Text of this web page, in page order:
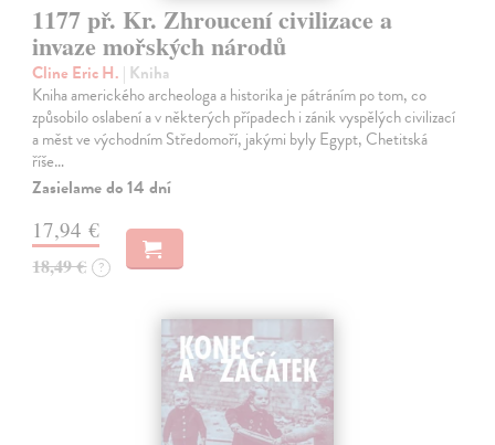
1177 př. Kr. Zhroucení civilizace a
invaze mořských národů
Cline Eric H. | Kniha
Kniha amerického archeologa a historika je pátráním po tom, co
způsobilo oslabení a v některých případech i zánik vyspělých civilizací
a měst ve východním Středomoří, jakými byly Egypt, Chetitská
říše…
Zasielame do 14 dní
17,94 €
18,49 € ?